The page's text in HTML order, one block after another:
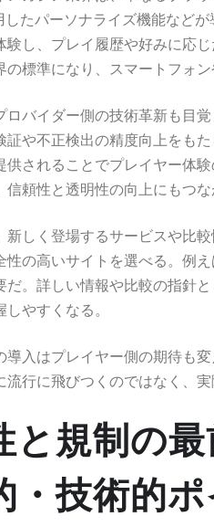
したパーソナライズ機能など
験し、プレイ履歴や好みに応
の標準になり、スマートフォ
ロバイダー側の技術革新も目
や不正検出の精度向上をもた
供されることでプレイヤー体
信頼性と透明性の向上にもつな
新しく登場するサービスや比
性の高いサイトを選べる。例
だ。詳しい情報や比較の指針
やすくなる。
導入はプレイヤー側の期待も
流行に飛びつくのではなく、
と規制の
・技術的